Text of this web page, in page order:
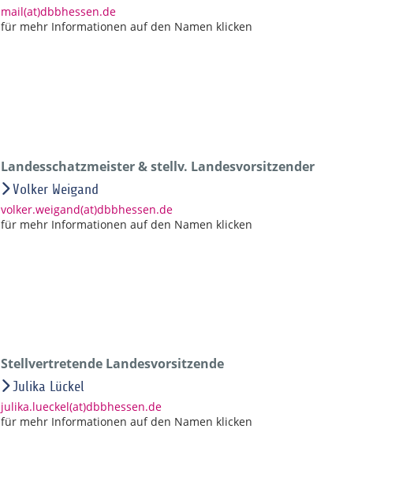
mail(at)dbbhessen.de
für mehr Informationen auf den Namen klicken
Landesschatzmeister & stellv. Landesvorsitzender
Volker Weigand
volker.weigand(at)dbbhessen.de
für mehr Informationen auf den Namen klicken
Stellvertretende Landesvorsitzende
Julika Lückel
julika.lueckel(at)dbbhessen.de
für mehr Informationen auf den Namen klicken